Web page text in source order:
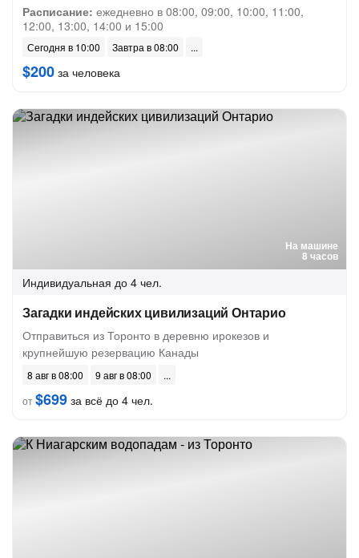
Расписание: ежедневно в 08:00, 09:00, 10:00, 11:00,
12:00, 13:00, 14:00 и 15:00
Сегодня в 10:00 Завтра в 08:00
$200 за человека
На машине
8 часов
Индивидуальная до 4 чел.
Загадки индейских цивилизаций Онтарио
Отправиться из Торонто в деревню ирокезов и
крупнейшую резервацию Канады
8 авг в 08:00
9 авг в 08:00
от$699 за всё до 4 чел.